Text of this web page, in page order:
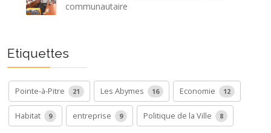
communautaire
Etiquettes
Pointe-à-Pitre 21 Les Abymes 16 Economie 12
Habitat 9 entreprise 9 Politique de la Ville 8